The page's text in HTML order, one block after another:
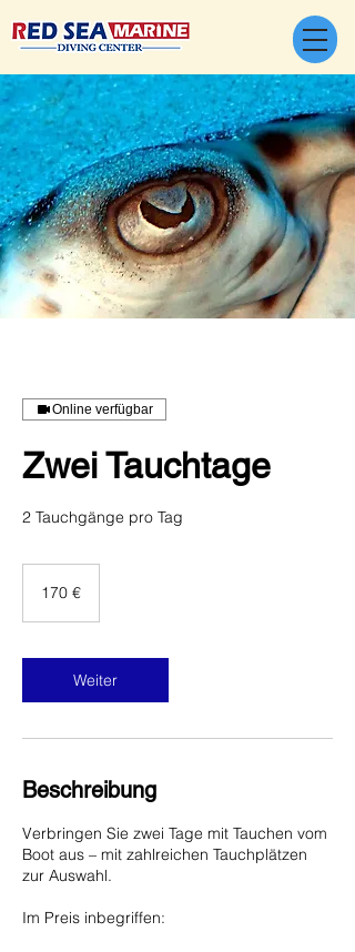
Online verfügbar
Zwei Tauchtage
2 Tauchgänge pro Tag
170 €
Weiter
Beschreibung
Verbringen Sie zwei Tage mit Tauchen vom
Boot aus – mit zahlreichen Tauchplätzen
zur Auswahl.
Im Preis inbegriffen: